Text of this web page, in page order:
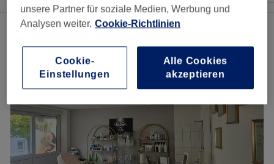
Ein Salon, der anbietet: entspannungsmassage in Kaiserslautern
unsere Partner für soziale Medien, Werbung und
Analysen weiter. Cookie-Richtlinien
Cookie-
Einstellungen
Alle Cookies
akzeptieren